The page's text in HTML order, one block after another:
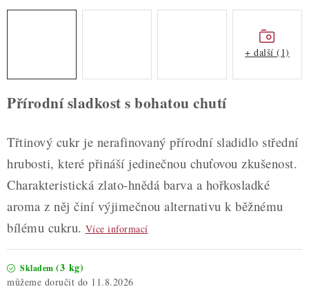
NOVÉ ZBOŽÍ
Nepřevzetí zásilky na dobírku
Obchodní podmínky
Hodnocení obchodu
Blog
Moje objednávka
Přírodní sladkost s bohatou chutí
Třtinový cukr je nerafinovaný přírodní sladidlo střední
hrubosti, které přináší jedinečnou chuťovou zkušenost.
Charakteristická zlato-hnědá barva a hořkosladké
aroma z něj činí výjimečnou alternativu k běžnému
bílému cukru. Více informací
Skladem (3 kg)
11.8.2026
+ další (1)